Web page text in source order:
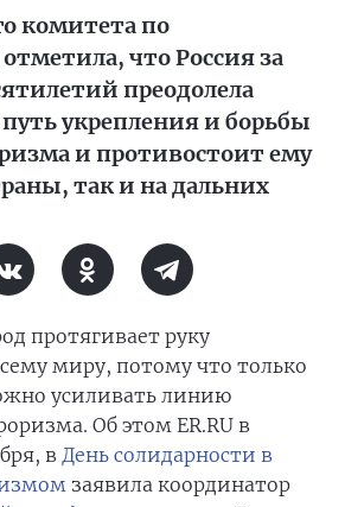
комитета по
что Россия за
преодолела
укрепления и борьбы
и противостоит ему
так и на дальних
протягивает руку
миру, потому что только
усиливать линию
Об этом ER.RU в
в День солидарности в
заявила координатор